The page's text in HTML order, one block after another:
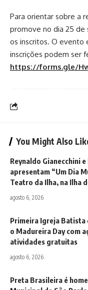
Para orientar sobre a
promove no dia 25 de
os inscritos. O evento
inscrições podem ser
https://forms.gle/
You Might Also
Reynaldo Gianecchini
apresentam “Um Dia
Teatro da Ilha, na Ilha
agosto 6, 2026
Primeira Igreja
o Madureira Day com
atividades gratuitas
agosto 6, 2026
Preta Brasileira é